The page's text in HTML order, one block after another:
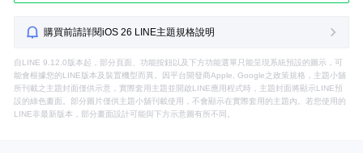
購買前請詳閱iOS 26 LINE主題規格說明
自LINE 9.12.0版本起，部分頁面、功能按鈕以及下方功能選單只能呈現系統預設的圖示，可
能會根據您的LINE版本及裝置機型而異。因平台開發商Apple, Google之政策規格，主題小舖
所刊載之主題封面僅供示意，實際套用主題並開啟LINE應用程式時，主題封面將顯示LINE預
設的綠色畫面。部分圖片僅供主題小舖刊載使用，不會顯示在實際套用的主題內。若您使用的
LINE非最新版本，部分畫面設計可能與下方示意圖有所不同。